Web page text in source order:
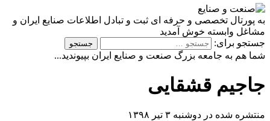
به پورتال تخصصی و حرفه ای ثبت و تبادل اطلاعات صنایع ایران و
مشاغل وابسته خوش آمدید
جستجو برای:
شما هم به جامعه بزرگ صنعت و صنایع ایران بپیوندید...
جاجیم قشقایی
منتشره شده در دوشنبه ۳ تیر ۱۳۹۸